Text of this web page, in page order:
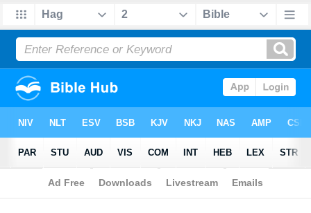
Biblia Italian: Giovanni Diodati Bible (1649)> Haggai 2